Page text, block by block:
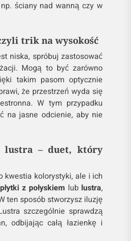
ściany nad wanną czy w
trik na wysokość
niska, spróbuj zastosować
Mogą to być zarówno
takim pasom optycznie
że przestrzeń wyda się
W tym przypadku
na jasne odcienie, aby nie
lustra – duet, który
kwestia kolorystyki, ale i ich
płytki z połyskiem lub lustra,
ten sposób stworzysz iluzję
szczególnie sprawdzą
odbijając całą łazienkę i